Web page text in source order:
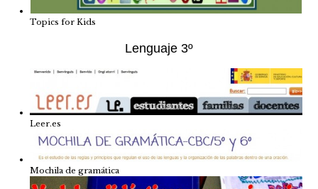
Topics for Kids
Lenguaje 3º
Leer.es
Mochila de gramática